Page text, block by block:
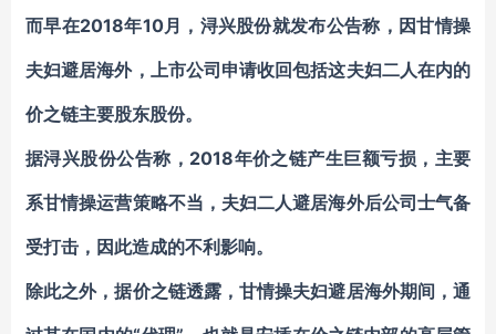
而早在2018年10月，浔兴股份就发布公告称，因甘情操
夫妇避居海外，上市公司申请收回包括这夫妇二人在内的
价之链主要股东股份。
据浔兴股份公告称，2018年价之链产生巨额亏损，主要
系甘情操运营策略不当，夫妇二人避居海外后公司士气备
受打击，因此造成的不利影响。
除此之外，据价之链透露，甘情操夫妇避居海外期间，通